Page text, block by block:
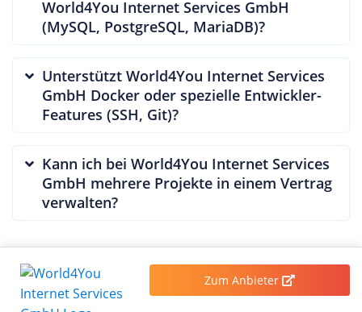
World4You Internet Services GmbH
(MySQL, PostgreSQL, MariaDB)?
Unterstützt World4You Internet Services
GmbH Docker oder spezielle Entwickler-
Features (SSH, Git)?
Kann ich bei World4You Internet Services
GmbH mehrere Projekte in einem Vertrag
verwalten?
AUSZEICHNUNGEN Zum Anbieter